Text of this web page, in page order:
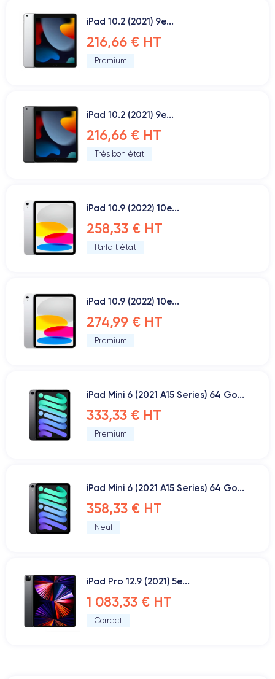
iPad 10.2 (2021) 9e...
216,66 € HT
Premium
iPad 10.2 (2021) 9e...
216,66 € HT
Très bon état
iPad 10.9 (2022) 10e...
258,33 € HT
Parfait état
iPad 10.9 (2022) 10e...
274,99 € HT
Premium
iPad Mini 6 (2021 A15 Series) 64 Go...
333,33 € HT
Premium
iPad Mini 6 (2021 A15 Series) 64 Go...
358,33 € HT
Neuf
iPad Pro 12.9 (2021) 5e...
1 083,33 € HT
Correct